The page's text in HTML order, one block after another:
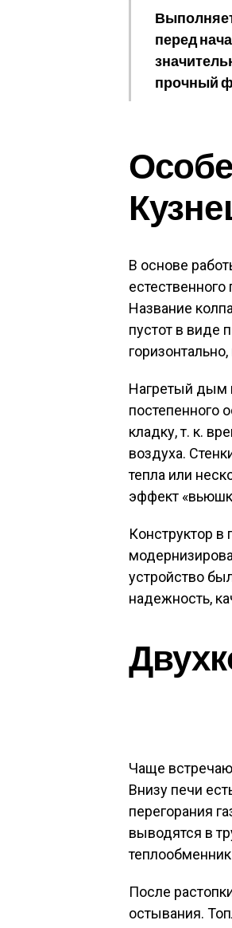
перед
прочный
В основе
Название
пустот в виде
Нагретый дым
постепенного
кладку, т. к.
воздуха.
тепла или
эффект
Конструктор
устройство
надежность,
Чаще
Внизу печи
перегорания
выводятся в
После
остывания.